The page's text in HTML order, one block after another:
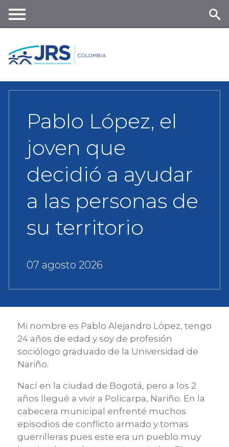
content
nu
Pablo López, el
joven que
decidió a ayudar
a las personas de
su territorio
07 agosto 2026
Mi nombre es Pablo Alejandro López, tengo
24 años de edad y soy de profesión
sociólogo graduado de la Universidad de
Nariño.
Nací en la ciudad de Bogotá, pero a los 2
años llegué a vivir a Policarpa, Nariño. En la
cabecera municipal enfrenté muchos
episodios de conflicto armado y tomas
guerrilleras pues este era un pueblo muy